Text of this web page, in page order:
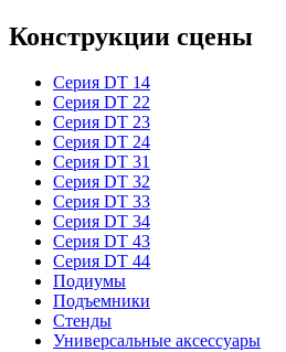
Конструкции сцены
Серия DT 14
Серия DT 22
Серия DT 23
Серия DT 24
Серия DT 31
Серия DT 32
Серия DT 33
Серия DT 34
Серия DT 43
Серия DT 44
Подиумы
Подъемники
Стенды
Универсальные аксессуары